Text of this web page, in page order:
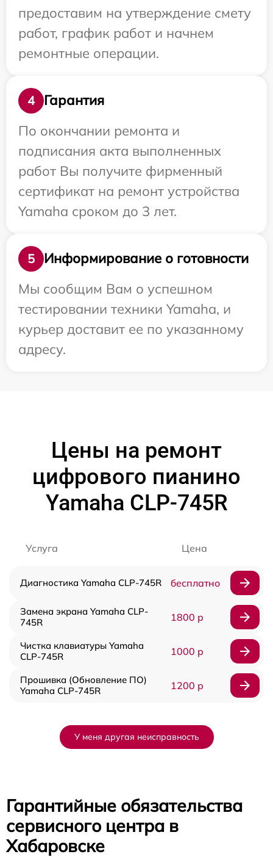
предоставим на утверждение смету
работ, график работ и начнем
ремонтные операции.
4
Гарантия
По окончании ремонта и
подписания акта выполненных
работ Вы получите фирменный
сертификат на ремонт устройства
Yamaha сроком до 3 лет.
5
Информирование о готовности
Мы сообщим Вам о успешном
тестировании техники Yamaha, и
курьер доставит ее по указанному
адресу.
Цены на ремонт
цифрового пианино
Yamaha CLP-745R
Услуга Цена
Диагностика Yamaha CLP-745R бесплатно
Замена экрана Yamaha CLP-
745R
1800 р
Чистка клавиатуры Yamaha
CLP-745R
1000 р
Прошивка (Обновление ПО)
Yamaha CLP-745R
1200 р
У меня другая неисправность
Гарантийные обязательства
сервисного центра в
Хабаровске